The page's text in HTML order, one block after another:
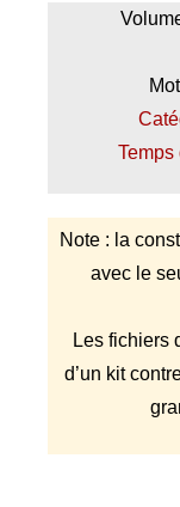
Temps
Note : la
avec le
Les fichiers
d’un kit